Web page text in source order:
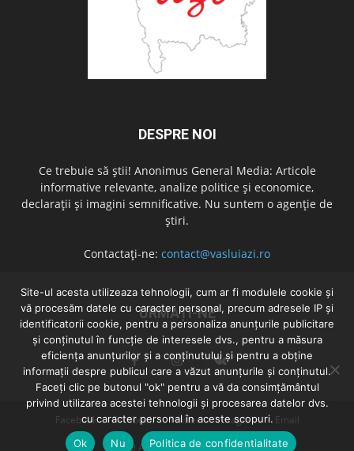
DESPRE NOI
Ce trebuie să știi! Anonimus General Media: Articole
informative relevante, analize politice și economice,
declarații și imagini semnificative. Nu suntem o agenție de
știri.
Contactați-ne: contact@vasluiazi.ro
URMAȚI-NE
Facebook Facebook Twitter Instagram Email
© 2020 Anonimus General Media
Site-ul acesta utilizeaza tehnologii, cum ar fi modulele cookie și
vă procesăm datele cu caracter personal, precum adresele IP și
identificatorii cookie, pentru a personaliza anunțurile publicitare
și conținutul în funcție de interesele dvs., pentru a măsura
eficiența anunțurilor și a conținutului și pentru a obține
informații despre publicul care a văzut anunțurile și conținutul.
Faceți clic pe butonul "ok" pentru a vă da consimțământul
privind utilizarea acestei tehnologii și procesarea datelor dvs.
cu caracter personal în aceste scopuri.
Ok
Nu Politica de confidentialitate